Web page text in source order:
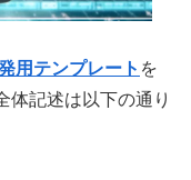
用テンプレート を
体記述は以下の通り